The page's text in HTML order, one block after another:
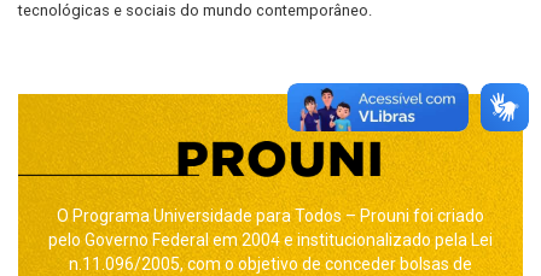
tecnológicas e sociais do mundo contemporâneo.
O Programa Universidade para Todos – Prouni foi criado
pelo Governo Federal em 2004 e institucionalizado pela Lei
n.11.096/2005, com o objetivo de conceder bolsas de